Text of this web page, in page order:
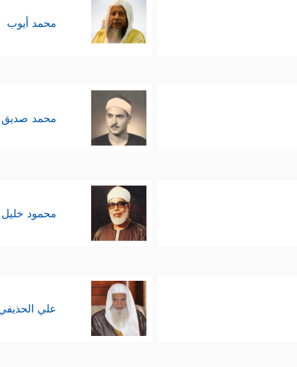
محمد أيوب
محمد صديق
محمود
علي